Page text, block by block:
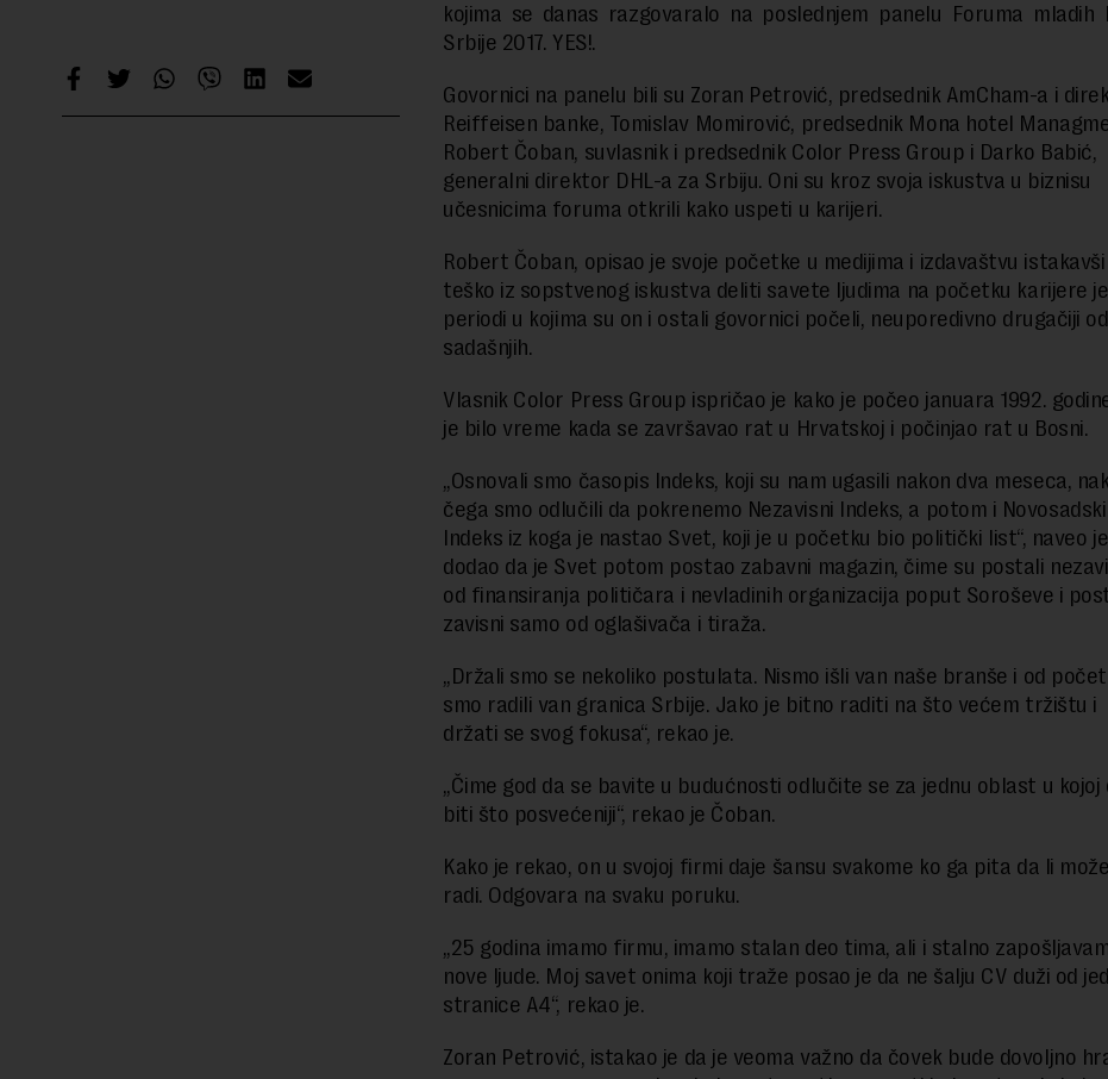
kojima se danas razgovaralo na poslednjem panelu Foruma mladih
Srbije 2017. YES!.
Govornici na panelu bili su Zoran Petrović, predsednik AmCham-a i
Reiffeisen banke, Tomislav Momirović, predsednik Mona hotel
Robert Čoban, suvlasnik i predsednik Color Press Group i Darko Babić,
generalni direktor DHL-a za Srbiju. Oni su kroz svoja iskustva u biznisu
učesnicima foruma otkrili kako uspeti u karijeri.
Robert Čoban, opisao je svoje početke u medijima i izdavaštvu istakavši
teško iz sopstvenog iskustva deliti savete ljudima na početku karijere
periodi u kojima su on i ostali govornici počeli, neuporedivno drugačiji od
sadašnjih.
Vlasnik Color Press Group ispričao je kako je počeo januara 1992.
je bilo vreme kada se završavao rat u Hrvatskoj i počinjao rat u Bosni.
„Osnovali smo časopis Indeks, koji su nam ugasili nakon dva meseca,
čega smo odlučili da pokrenemo Nezavisni Indeks, a potom i Novosadski
Indeks iz koga je nastao Svet, koji je u početku bio politički list“, naveo
dodao da je Svet potom postao zabavni magazin, čime su postali
od finansiranja političara i nevladinih organizacija poput Soroševe i
zavisni samo od oglašivača i tiraža.
„Držali smo se nekoliko postulata. Nismo išli van naše branše i od
smo radili van granica Srbije. Jako je bitno raditi na što većem tržištu i
držati se svog fokusa“, rekao je.
„Čime god da se bavite u budućnosti odlučite se za jednu oblast u kojoj
biti što posvećeniji“, rekao je Čoban.
Kako je rekao, on u svojoj firmi daje šansu svakome ko ga pita da li
radi. Odgovara na svaku poruku.
„25 godina imamo firmu, imamo stalan deo tima, ali i stalno
nove ljude. Moj savet onima koji traže posao je da ne šalju CV duži od
stranice A4“, rekao je.
Zoran Petrović, istakao je da je veoma važno da čovek bude dovoljno